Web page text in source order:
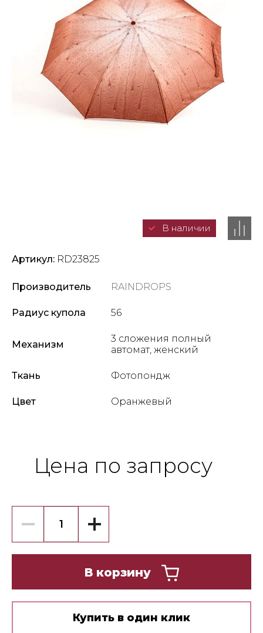
В наличии
Артикул: RD23825
Производитель RAINDROPS
Радиус купола 56
Механизм
3 сложения полный
автомат, женский
Ткань Фотопондж
Цвет Оранжевый
Цена по запросу
В корзину
Купить в один клик